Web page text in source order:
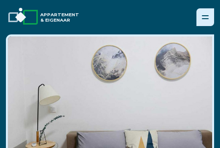
APPARTEMENT
& EIGENAAR